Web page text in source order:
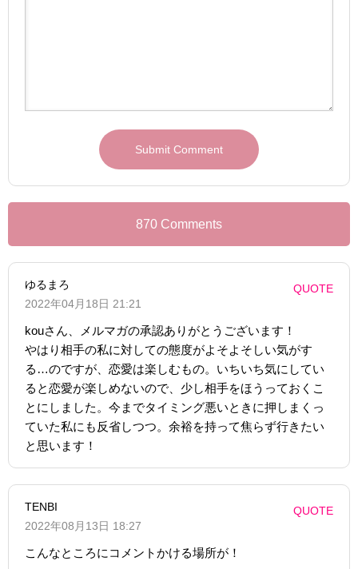
870 Comments
ゆるまろ
2022年04月18日 21:21
QUOTE
kouさん、メルマガの承認ありがとうございます！
やはり相手の私に対しての態度がよそよそしい気がす
る…のですが、恋愛は楽しむもの。いちいち気にしてい
ると恋愛が楽しめないので、少し相手をほうっておくこ
とにしました。今までタイミング悪いときに押しまくっ
ていた私にも反省しつつ。余裕を持って焦らず行きたい
と思います！
TENBI
2022年08月13日 18:27
QUOTE
こんなところにコメントかける場所が！